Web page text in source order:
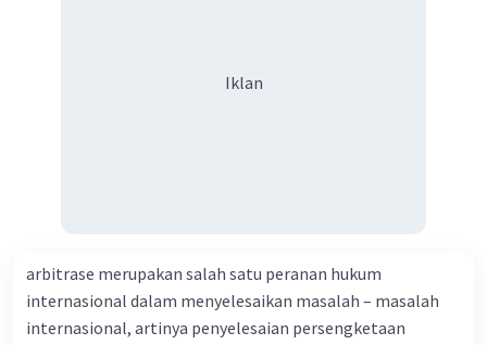
Iklan
arbitrase merupakan salah satu peranan hukum
internasional dalam menyelesaikan masalah – masalah
internasional, artinya penyelesaian persengketaan